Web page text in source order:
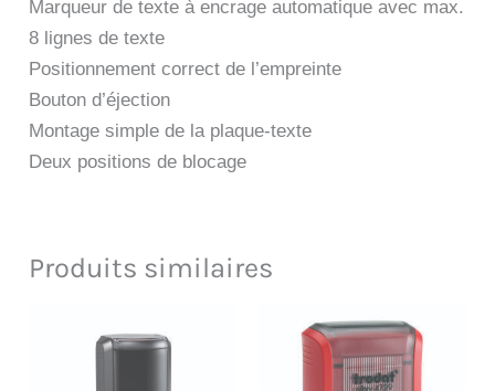
Marqueur de texte à encrage automatique avec max.
8 lignes de texte
Positionnement correct de l’empreinte
Bouton d’éjection
Montage simple de la plaque-texte
Deux positions de blocage
Produits similaires